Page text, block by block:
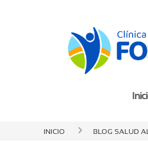
Inicio Blog Salud